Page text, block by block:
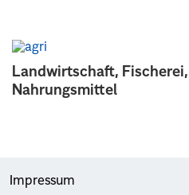
Landwirtschaft,
Nahrungsmittel
Impressum